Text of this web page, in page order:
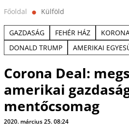
Főoldal ⬤ Külföld
GAZDASÁG FEHÉR HÁZ
DONALD TRUMP
AMERIKAI
Corona Deal:
amerikai
mentőcsomag
2020. március 25. 08:24